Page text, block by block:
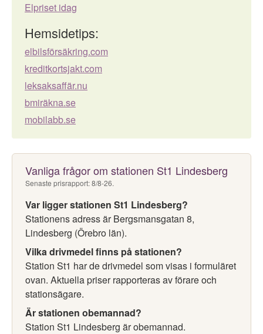
Elpriset idag
Hemsidetips:
elbilsförsäkring.com
kreditkortsjakt.com
leksaksaffär.nu
bmiräkna.se
mobilabb.se
Vanliga frågor om stationen St1 Lindesberg
Senaste prisrapport: 8/8-26.
Var ligger stationen St1 Lindesberg?
Stationens adress är Bergsmansgatan 8,
Lindesberg (Örebro län).
Vilka drivmedel finns på stationen?
Station St1 har de drivmedel som visas i formuläret
ovan. Aktuella priser rapporteras av förare och
stationsägare.
Är stationen obemannad?
Station St1 Lindesberg är obemannad.